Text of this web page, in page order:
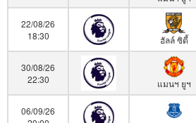
22/08/26
18:30
ฮัลล์ ซิตี้
30/08/26
22:30
แมนฯ ยูฯ
06/09/26